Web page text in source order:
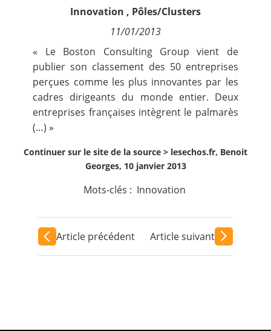
Nous suivre
Innovation , Pôles/Clusters
11/01/2013
« Le Boston Consulting Group vient de
publier son classement des 50 entreprises
perçues comme les plus innovantes par les
cadres dirigeants du monde entier. Deux
entreprises françaises intègrent le palmarès
(…) »
Continuer sur le site de la source > lesechos.fr, Benoit
Georges, 10 janvier 2013
Mots-clés : Innovation
Article précédent Article suivant